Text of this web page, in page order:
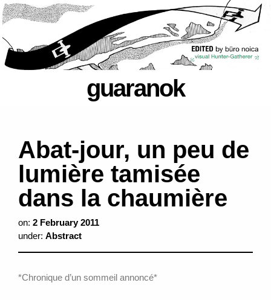
guaranok
Abat-jour, un peu de
lumière tamisée
dans la chaumière
on: 2 February 2011
under: Abstract
*Chronique d’un sommeil annoncé*